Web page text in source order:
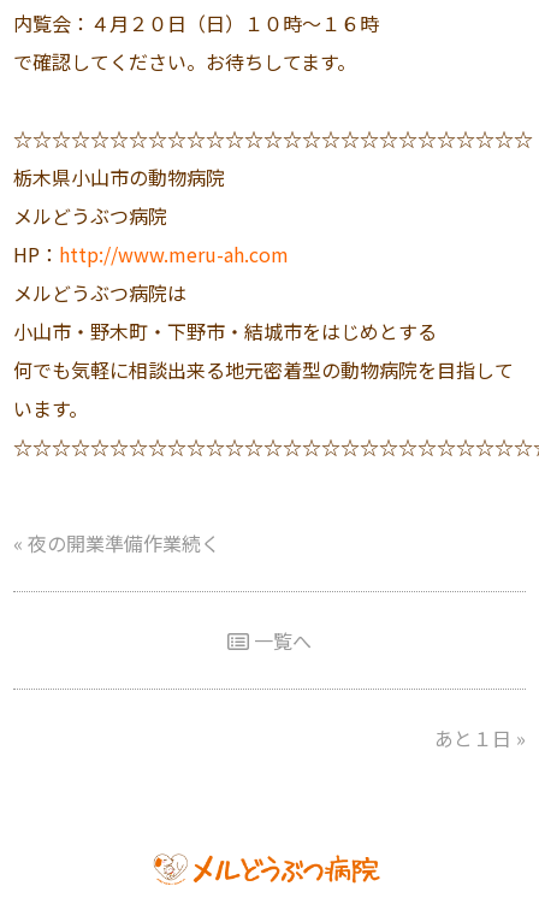
内覧会：４月２０日（日）１０時〜１６時
で確認してください。お待ちしてます。
☆☆☆☆☆☆☆☆☆☆☆☆☆☆☆☆☆☆☆☆☆☆☆☆☆☆☆
栃木県小山市の動物病院
メルどうぶつ病院
HP： http://www.meru-ah.com
メルどうぶつ病院は
小山市・野木町・下野市・結城市をはじめとする
何でも気軽に相談出来る地元密着型の動物病院を目指して
います。
«夜の開業準備作業続く
一覧へ
あと１日 »